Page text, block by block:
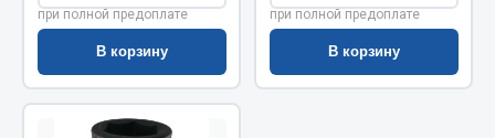
Запчасти на полуприцепы
Амортизаторы для полуприцепов
при полной предоплате
В корзину
при полной предоплате
В корзину